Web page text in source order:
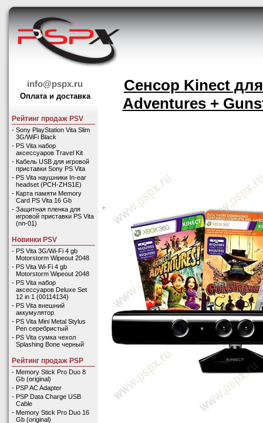
info@pspx.ru
Оплата и доставка
Рейтинг продаж PSV
- Sony PlayStation Vita Slim
3G/WiFi Black
- PS Vita набор
аксессуаров Travel Kit
- Кабель USB для игровой
приставки Sony PS Vita
- PS Vita наушники In-ear
headset (PCH-ZHS1E)
- Карта памяти Memory
Card PS Vita 16 Gb
- Защитная пленка для
игровой приставки PS Vita
(nn-01)
Новинки PSV
- PS Vita 3G/Wi-Fi 4 gb
Motorstorm Wipeout 2048
- PS Vita Wi-Fi 4 gb
Motorstorm Wipeout 2048
- PS Vita набор
аксессуаров Deluxe Set
12 in 1 (00114134)
- PS Vita внешний
аккумулятор
- PS Vita Mini Metal Stylus
Pen серебристый
- PS Vita сумка чехол
Splashing Bone черный
Рейтинг продаж PSP
- Memory Stick Pro Duo 8
Gb (original)
- PSP AC Adapter
- PSP Data Charge USB
Cable
- Memory Stick Pro Duo 16
Gb (original)
Сенсор Kinect
Adventures +